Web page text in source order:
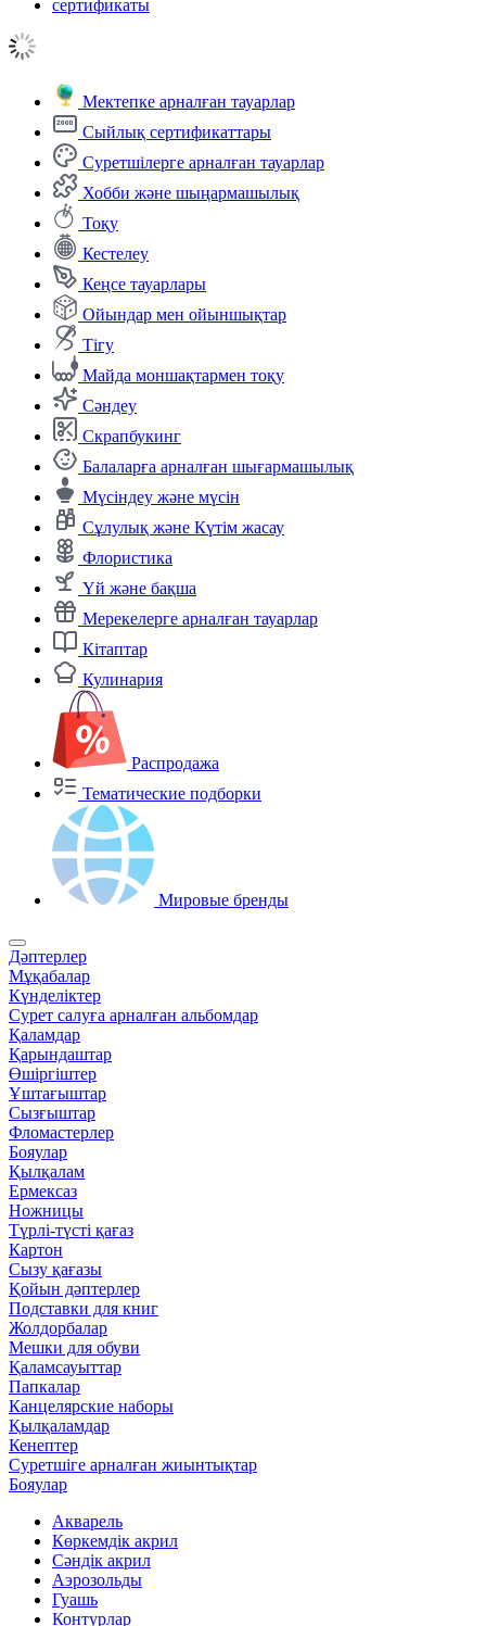
сертификаты
Мектепке арналған тауарлар
Сыйлық сертификаттары
Суретшілерге арналған тауарлар
Хобби және шыңармашылық
Тоқу
Кестелеу
Кеңсе тауарлары
Ойындар мен ойыншықтар
Тігу
Майда моншақтармен тоқу
Сәндеу
Скрапбукинг
Балаларға арналған шығармашылық
Мүсіндеу және мүсін
Сұлулық және Күтім жасау
Флористика
Үй және бақша
Мерекелерге арналған тауарлар
Кітаптар
Кулинария
Распродажа
Тематические подборки
Мировые бренды
Дәптерлер
Мұқабалар
Күнделіктер
Сурет салуға арналған альбомдар
Қаламдар
Қарындаштар
Өшіргіштер
Ұштағыштар
Сызғыштар
Фломастерлер
Бояулар
Қылқалам
Ермексаз
Ножницы
Түрлі-түсті қағаз
Картон
Сызу қағазы
Қойын дәптерлер
Подставки для книг
Жолдорбалар
Мешки для обуви
Қаламсауыттар
Папкалар
Канцелярские наборы
Қылқаламдар
Кенептер
Суретшіге арналған жиынтықтар
Бояулар
Акварель
Көркемдік акрил
Сәндік акрил
Аэрозольды
Гуашь
Контурлар